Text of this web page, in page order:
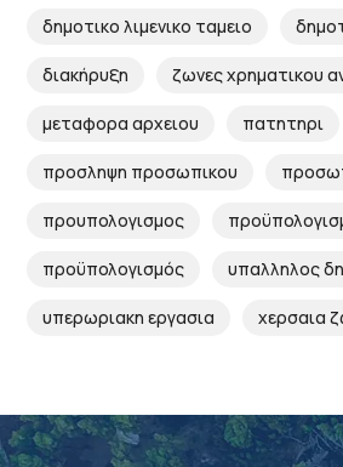
δημοτικο λιμενικο ταμειο
διακήρυξη ζωνες χρηματικου
μεταφορα αρχειου πατητηρι
προσληψη προσωπικου
προυπολογισμος
προϋπολογισμός υπαλληλος
υπερωριακη εργασια χερσαια